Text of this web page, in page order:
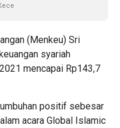
(Menkeu) Sri
syariah
mencapai Rp143,7
positif sebesar
acara Global Islamic